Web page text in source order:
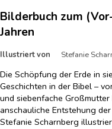
Bilderbuch zum
Jahren
Illustriert von Stefanie
Die Schöpfung der Erde in
Geschichten in der Bibel –
und siebenfache
anschauliche Entstehung
Stefanie Scharnberg